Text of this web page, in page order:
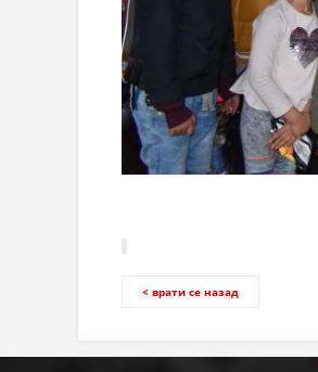
< врати се назад